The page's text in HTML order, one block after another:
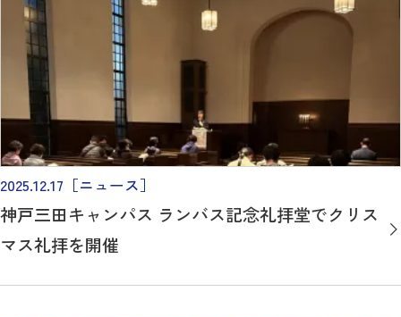
2025.12.17 ［ニュース］
神戸三田キャンパス ランバス記念礼拝堂でクリス
マス礼拝を開催